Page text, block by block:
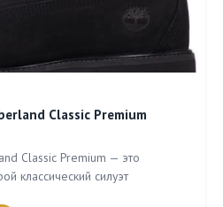
Classic Premium
Classic Premium — это
классический силуэт